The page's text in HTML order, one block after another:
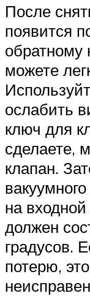
После
появится
обратному
можете
ослабить
ключ для
сделаете,
клапан.
на
должен
градусов.
потерю,